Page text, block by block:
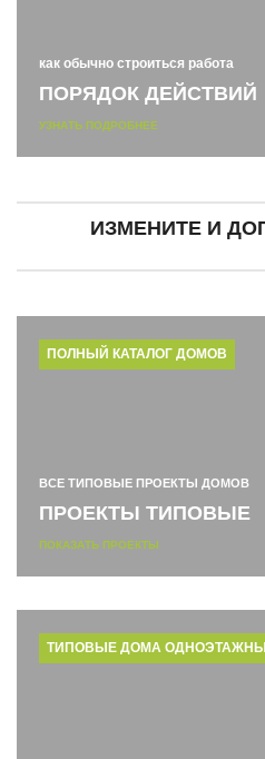
как обычно строиться работа
ПОРЯДОК ДЕЙСТВИЙ
УЗНАТЬ ПОДРОБНЕЕ
ИЗМЕНИТЕ И
ПОЛНЫЙ КАТАЛОГ ДОМОВ
ВСЕ ТИПОВЫЕ ПРОЕКТЫ ДОМОВ
ПРОЕКТЫ ТИПОВЫЕ
ПОКАЗАТЬ ПРОЕКТЫ
ТИПОВЫЕ ДОМА